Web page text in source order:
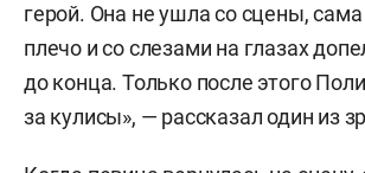
герой. Она не ушла со сцены,
плечо и со слезами на глазах
до конца. Только после этого
за кулисы», — рассказал один из